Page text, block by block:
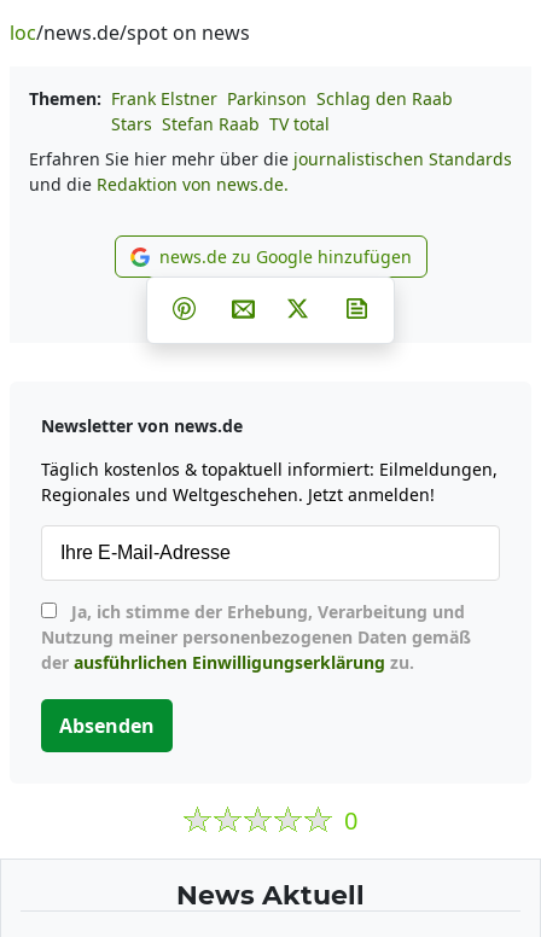
loc/news.de/spot on news
Themen: Frank Elstner Parkinson Schlag den Raab
Stars Stefan Raab TV total
Erfahren Sie hier mehr über die journalistischen Standards
und die Redaktion von news.de.
news.de zu Google
news.de zu Google hinzufügen
Teilen auf Facebook
Teilen auf Whatsapp
Teilen auf Telegram
Teilen auf Pinterest
Per E-Mail teilen
Post auf X
Newsletter von news.de
Täglich kostenlos & topaktuell informiert: Eilmeldungen,
Regionales und Weltgeschehen. Jetzt anmelden!
Nutzung meiner personenbezogenen Daten gemäß
der ausführlichen Einwilligungserklärung zu.
Absenden
0
News Aktuell